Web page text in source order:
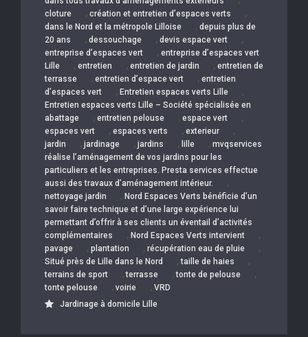
cloture , création et entretien d’espaces verts ,
dans le Nord et la métropole Lilloise , depuis plus de
20 ans
, dessouchage , devis espace vert ,
entreprise d’espaces vert , entreprise d’espaces vert
Lille
, entretien , entretien de jardin , entretien de
terrasse
, entretien d’espace vert , entretien
d’espaces vert
, Entretien espaces verts Lille ,
Entretien espaces verts Lille – Société spécialisée en
abattage
, entretien pelouse , espace vert ,
espaces vert , espaces verts , exterieur ,
jardin , jardinage , jardins , lille , mvqservices
réalise l’aménagement de vos jardins pour les
particuliers et les entreprises. Presta services effectue
aussi des travaux d’aménagement intérieur.
,
nettoyage jardin , Nord Espaces Verts bénéficie d’un
savoir faire technique et d’une large expérience lui
permettant d’offrir à ses clients un éventail d’activités
complémentaires
, Nord Espaces Verts intervient ,
pavage , plantation , récupération eau de pluie ,
Situé près de Lille dans le Nord ,taille de haies ,
terrains de sport ,terrasse ,tonte de pelouse ,
tonte pelouse , voirie , VRD
Jardinage à domicile Lille